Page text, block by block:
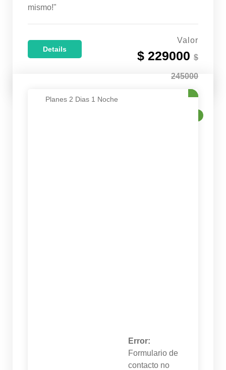
mismo!"
Details
Valor
$ 229000 $
245000
Planes 2 Dias 1 Noche
Error:
Formulario de
contacto no